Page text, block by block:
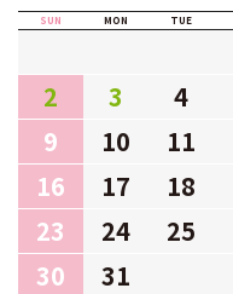
SUN MON TUE
2
3 4
9
10 11
16
17 18
23
24 25
30
31